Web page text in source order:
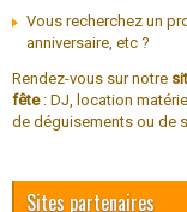
Vous recherchez un
anniversaire, etc ?
Rendez-vous sur notre
fête: DJ, location
de déguisements ou de
Sites partenaires